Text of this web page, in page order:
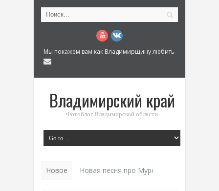
Мы покажем вам как Владимирщину любить
Владимирский край
Фотоблог Владимирской области
Новое История «Дома Куренкова» в Коврове